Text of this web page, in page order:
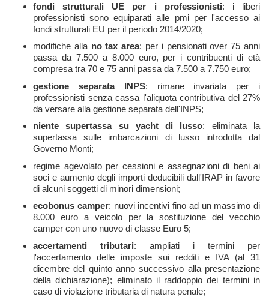
fondi strutturali UE per i professionisti: i liberi
professionisti sono equiparati alle pmi per l'accesso ai
fondi strutturali EU per il periodo 2014/2020;
modifiche alla no tax area: per i pensionati over 75 anni
passa da 7.500 a 8.000 euro, per i contribuenti di età
compresa tra 70 e 75 anni passa da 7.500 a 7.750 euro;
gestione separata INPS: rimane invariata per i
professionisti senza cassa l'aliquota contributiva del 27%
da versare alla gestione separata dell'INPS;
niente supertassa su yacht di lusso: eliminata la
supertassa sulle imbarcazioni di lusso introdotta dal
Governo Monti;
regime agevolato per cessioni e assegnazioni di beni ai
soci e aumento degli importi deducibili dall'IRAP in favore
di alcuni soggetti di minori dimensioni;
ecobonus camper: nuovi incentivi fino ad un massimo di
8.000 euro a veicolo per la sostituzione del vecchio
camper con uno nuovo di classe Euro 5;
accertamenti tributari: ampliati i termini per
l'accertamento delle imposte sui redditi e IVA (al 31
dicembre del quinto anno successivo alla presentazione
della dichiarazione); eliminato il raddoppio dei termini in
caso di violazione tributaria di natura penale;